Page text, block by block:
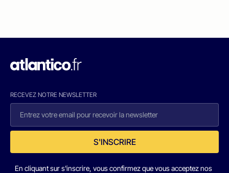
RECEVEZ NOTRE NEWSLETTER
S'INSCRIRE
En cliquant sur s'inscrire, vous confirmez que vous acceptez nos